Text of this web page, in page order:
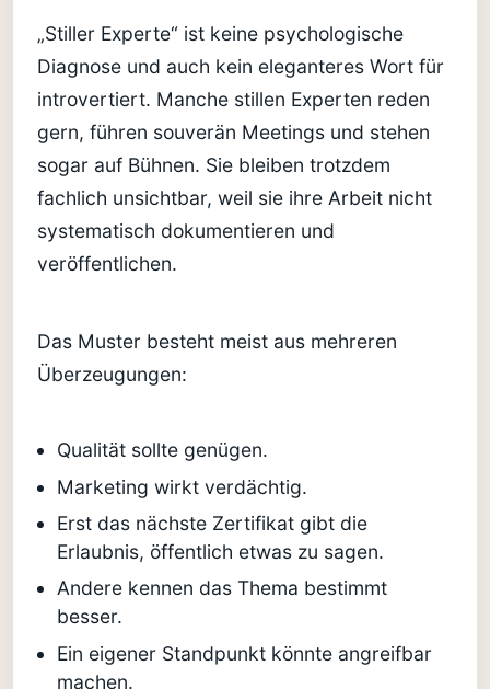
„Stiller Experte“ ist keine psychologische
Diagnose und auch kein eleganteres Wort für
introvertiert. Manche stillen Experten reden
gern, führen souverän Meetings und stehen
sogar auf Bühnen. Sie bleiben trotzdem
fachlich unsichtbar, weil sie ihre Arbeit nicht
systematisch dokumentieren und
veröffentlichen.
Das Muster besteht meist aus mehreren
Überzeugungen:
Qualität sollte genügen.
Marketing wirkt verdächtig.
Erst das nächste Zertifikat gibt die
Erlaubnis, öffentlich etwas zu sagen.
Andere kennen das Thema bestimmt
besser.
Ein eigener Standpunkt könnte angreifbar
machen.